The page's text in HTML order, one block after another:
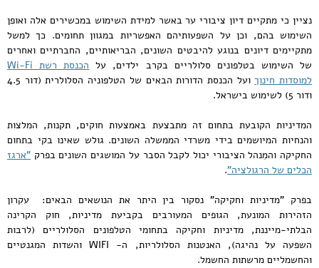
נציין כי מתקיים דיון ציבורי ער באשר למידת השימוש במכשירים אלה ואופן
השימוש בהם, וכן על השפעותיהם האפשריות במגוון תחומים. כך למשל
מתקיימים דיונים בנוגע להיבטים השונים, הבריאותיים, החברתיים ואחרים
של השימוש בטלפונים סלולריים בקרב ילדים, על
הכנסת רשת Wi-Fi
למוסדות חינוך
ועל הכנסת הדורות הבאים של הטלפוניה הסלולרית (דור 4.5
ודור 5) לשימוש בישראל.
המדיניות הקובעת בתחום זה מתבצעת באמצעות חוקים, תקנות, המלצות
והנחיות המיושמים בידי משרדי הממשלה השונים. גולש שאינו בקי בתחום
החקיקה והמִנהל הציבורי יכול לקבל הסבר על המושגים השונים בפרק "ארגז
הכלים של הרגולציה".
בפרק "מדיניות וחקיקה" נסקור בין היתר את הנושאים הבאים: עקרון
הזהירות המונעת, הגופים המעורבים בקביעת מדיניות, חוק הקרינה
הבלתי-מייננת, מדיניות וחקיקה בתחומי הטלפונים הסלולריים (לרבות
השפעה על נהיגה), האנטנות הסלולריות, ה- WIFI והשדות המגנטיים
והחשמליים מרשתות החשמל.